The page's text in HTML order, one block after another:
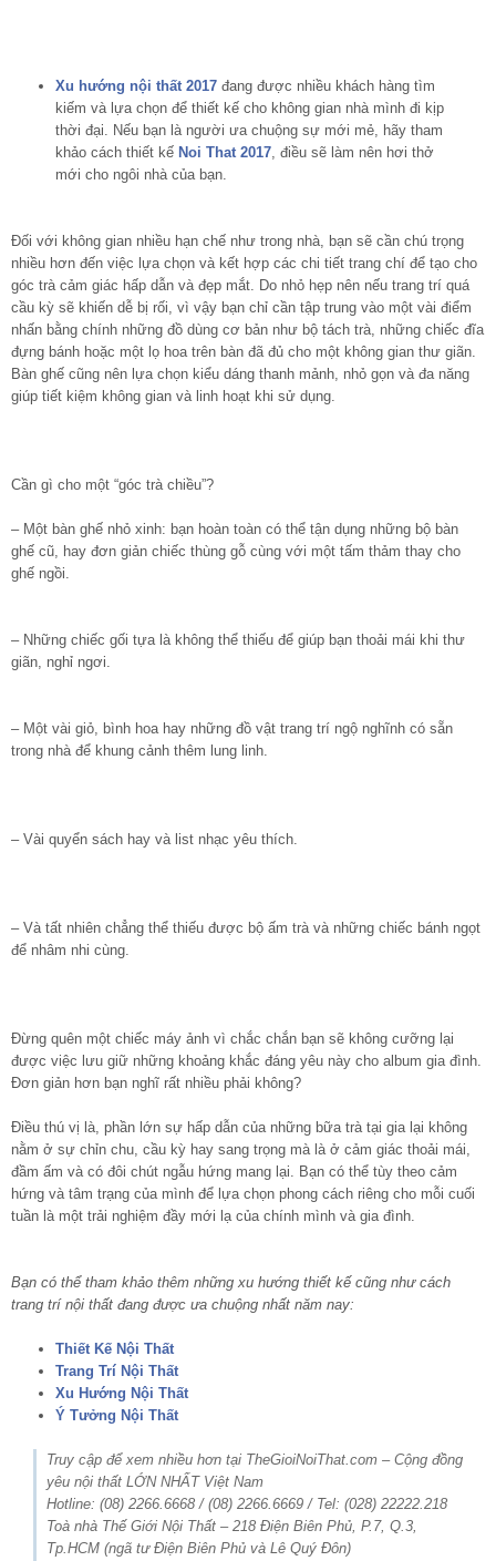
Xu hướng nội thất 2017 đang được nhiều khách hàng tìm
kiếm và lựa chọn để thiết kế cho không gian nhà mình đi kịp
thời đại. Nếu bạn là người ưa chuộng sự mới mẻ, hãy tham
khảo cách thiết kế Noi That 2017, điều sẽ làm nên hơi thở
mới cho ngôi nhà của bạn.
Đối với không gian nhiều hạn chế như trong nhà, bạn sẽ cần chú trọng
nhiều hơn đến việc lựa chọn và kết hợp các chi tiết trang chí để tạo cho
góc trà cảm giác hấp dẫn và đẹp mắt. Do nhỏ hẹp nên nếu trang trí quá
cầu kỳ sẽ khiến dễ bị rối, vì vậy bạn chỉ cần tập trung vào một vài điểm
nhấn bằng chính những đồ dùng cơ bản như bộ tách trà, những chiếc đĩa
đựng bánh hoặc một lọ hoa trên bàn đã đủ cho một không gian thư giãn.
Bàn ghế cũng nên lựa chọn kiểu dáng thanh mảnh, nhỏ gọn và đa năng
giúp tiết kiệm không gian và linh hoạt khi sử dụng.
Cần gì cho một “góc trà chiều”?
– Một bàn ghế nhỏ xinh: bạn hoàn toàn có thể tận dụng những bộ bàn
ghế cũ, hay đơn giản chiếc thùng gỗ cùng với một tấm thảm thay cho
ghế ngồi.
– Những chiếc gối tựa là không thể thiếu để giúp bạn thoải mái khi thư
giãn, nghỉ ngơi.
– Một vài giỏ, bình hoa hay những đồ vật trang trí ngộ nghĩnh có sẵn
trong nhà để khung cảnh thêm lung linh.
– Vài quyển sách hay và list nhạc yêu thích.
– Và tất nhiên chẳng thể thiếu được bộ ấm trà và những chiếc bánh ngọt
để nhâm nhi cùng.
Đừng quên một chiếc máy ảnh vì chắc chắn bạn sẽ không cưỡng lại
được việc lưu giữ những khoảng khắc đáng yêu này cho album gia đình.
Đơn giản hơn bạn nghĩ rất nhiều phải không?
Điều thú vị là, phần lớn sự hấp dẫn của những bữa trà tại gia lại không
nằm ở sự chỉn chu, cầu kỳ hay sang trọng mà là ở cảm giác thoải mái,
đầm ấm và có đôi chút ngẫu hứng mang lại. Bạn có thể tùy theo cảm
hứng và tâm trạng của mình để lựa chọn phong cách riêng cho mỗi cuối
tuần là một trải nghiệm đầy mới lạ của chính mình và gia đình.
Bạn có thể tham khảo thêm những xu hướng thiết kế cũng như cách
trang trí nội thất đang được ưa chuộng nhất năm nay:
Thiết Kế Nội Thất
Trang Trí Nội Thất
Xu Hướng Nội Thất
Ý Tưởng Nội Thất
Truy cập để xem nhiều hơn tại TheGioiNoiThat.com – Cộng đồng
yêu nội thất LỚN NHẤT Việt Nam
Hotline: (08) 2266.6668 / (08) 2266.6669 / Tel: (028) 22222.218
Toà nhà Thế Giới Nội Thất – 218 Điện Biên Phủ, P.7, Q.3,
Tp.HCM (ngã tư Điện Biên Phủ và Lê Quý Đôn)